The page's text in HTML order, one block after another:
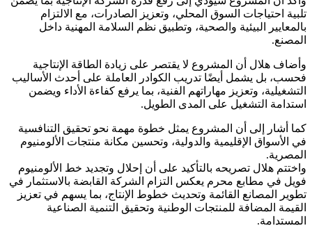
تلبية احتياجات السوق المحلي، وتعزيز الصادرات، مع الالتزام
بالمعايير البيئية والصحية، وتطبيق نظم السلامة المهنية داخل
المصنع.
وأضاف هلال أن المشروع لا يقتصر على زيادة الطاقة الإنتاجية
فحسب، بل يشمل أيضًا تدريب الكوادر العاملة على أحدث الأساليب
التشغيلية، وتعزيز مهاراتهم الفنية، بما يرفع كفاءة الأداء ويضمن
استدامة التشغيل على المدى الطويل.
كما أشار إلى أن المشروع يمثل خطوة مهمة نحو تحقيق التنافسية
في الأسواق الإقليمية والدولية، وتحسين مكانة منتجات الألومنيوم
المصرية.
واختتم هلال تصريحه بالتأكيد على أن إحلال وتجديد خط الألومنيوم
فويل في مطابع محرم يعكس التزام الشركة القابضة بالاستثمار في
تطوير المصانع القائمة وتحديث خطوط الإنتاج، بما يسهم في تعزيز
القيمة المضافة للمنتجات الوطنية وتحقيق التنمية الصناعية
المستدامة.